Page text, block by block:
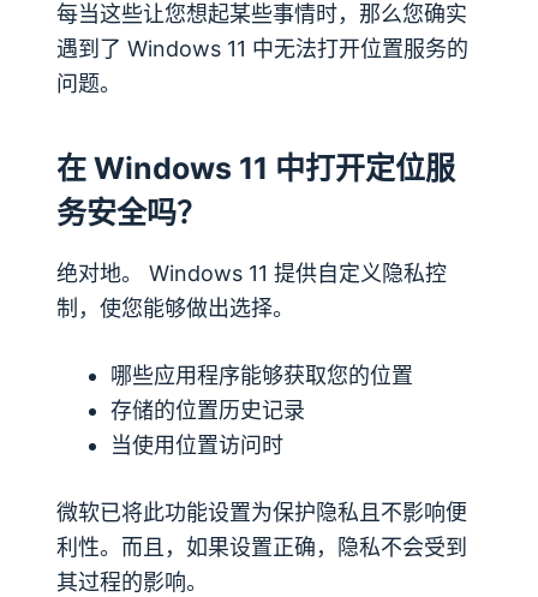
每当这些让您想起某些事情时，那么您确实
遇到了 Windows 11 中无法打开位置服务的
问题。
在 Windows 11 中打开定位服
务安全吗？
绝对地。 Windows 11 提供自定义隐私控
制，使您能够做出选择。
哪些应用程序能够获取您的位置
存储的位置历史记录
当使用位置访问时
微软已将此功能设置为保护隐私且不影响便
利性。而且，如果设置正确，隐私不会受到
其过程的影响。